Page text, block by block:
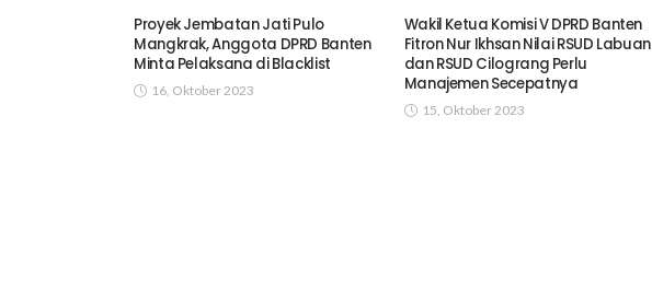
Proyek Jembatan Jati Pulo
Mangkrak, Anggota DPRD Banten
Minta Pelaksana di Blacklist
16, Oktober 2023
Wakil Ketua Komisi V DPRD Banten
Fitron Nur Ikhsan Nilai RSUD Labuan
dan RSUD Cilograng Perlu
Manajemen Secepatnya
15, Oktober 2023